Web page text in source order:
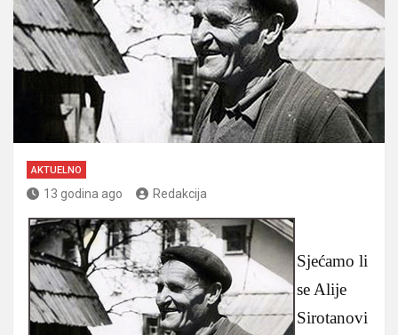
AKTUELNO
13 godina ago Redakcija
Sjećamo li
se Alije
Sirotanovi